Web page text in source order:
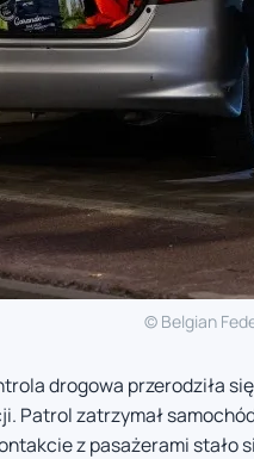
© Belgian
drogowa przerodziła
Patrol zatrzymał
z pasażerami stało